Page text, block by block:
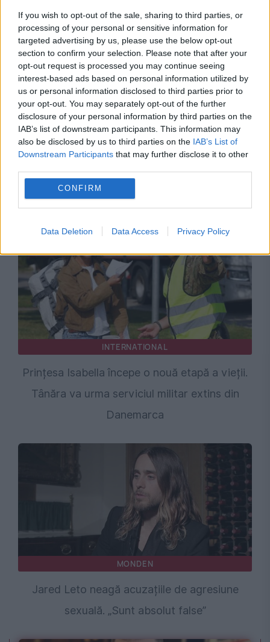
If you wish to opt-out of the sale, sharing to third parties, or
processing of your personal or sensitive information for
targeted advertising by us, please use the below opt-out
section to confirm your selection. Please note that after your
opt-out request is processed you may continue seeing
interest-based ads based on personal information utilized by
us or personal information disclosed to third parties prior to
your opt-out. You may separately opt-out of the further
disclosure of your personal information by third parties on the
IAB’s list of downstream participants. This information may
also be disclosed by us to third parties on the IAB’s List of
Downstream Participants that may further disclose it to other
CONFIRM
Data Deletion Data Access Privacy Policy
Recomandările noastre
INTERNATIONAL
Prințesa Isabella începe o nouă etapă a vieții.
Tânăra va urma serviciul militar extins din
Danemarca
MONDEN
Jared Leto neagă acuzațiile de agresiune
sexuală. „Sunt absolut false”